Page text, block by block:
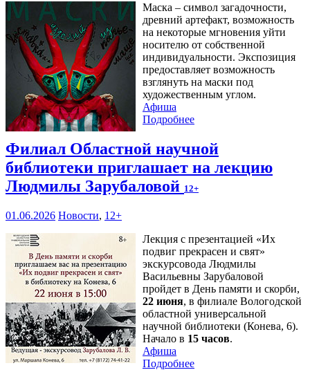
Маска – символ загадочности,
древний артефакт, возможность
на некоторые мгновения уйти
носителю от собственной
индивидуальности. Экспозиция
предоставляет возможность
взглянуть на маски под
художественным углом.
Афиша
Подробнее
Филиал Областной научной
библиотеки приглашает на лекцию
Людмилы Зарубаловой 12+
01.06.2026 Новости, 12+
Лекция с презентацией «Их
подвиг прекрасен и свят»
экскурсовода Людмилы
Васильевны Зарубаловой
пройдет в День памяти и скорби,
22 июня, в филиале Вологодской
областной универсальной
научной библиотеки (Конева, 6).
Начало в 15 часов.
Афиша
Подробнее